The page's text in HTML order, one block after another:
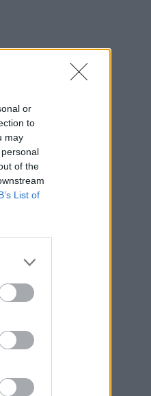
or
to
may
of the
List of